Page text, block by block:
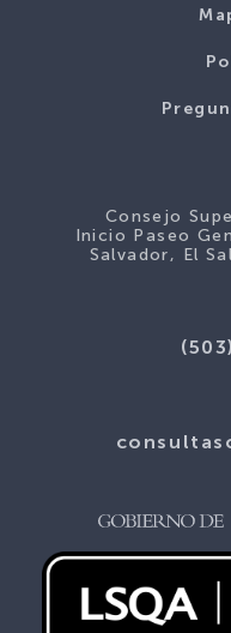
Consejo
Inicio Paseo
Salvador, El